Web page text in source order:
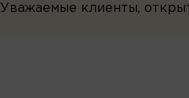
Уважаемые клиенты,